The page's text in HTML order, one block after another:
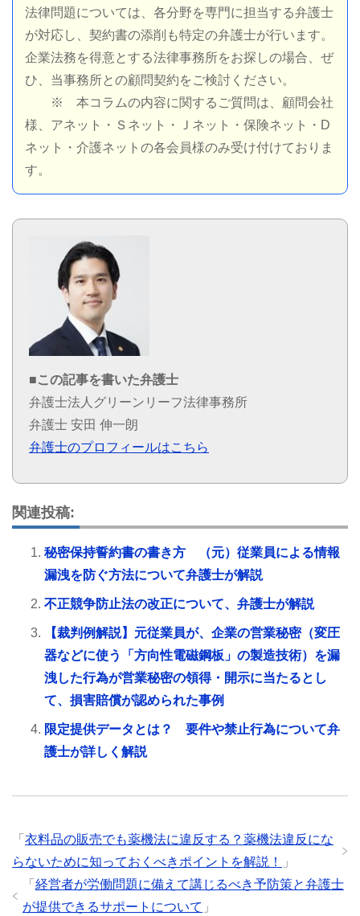
法律問題については、各分野を専門に担当する弁護士
が対応し、契約書の添削も特定の弁護士が行います。
企業法務を得意とする法律事務所をお探しの場合、ぜ
ひ、当事務所との顧問契約をご検討ください。
※ 本コラムの内容に関するご質問は、顧問会社
様、アネット・Ｓネット・Ｊネット・保険ネット・D
ネット・介護ネットの各会員様のみ受け付けておりま
す。
■この記事を書いた弁護士
弁護士法人グリーンリーフ法律事務所
弁護士 安田 伸一朗
弁護士のプロフィールはこちら
関連投稿:
秘密保持誓約書の書き方 （元）従業員による情報
漏洩を防ぐ方法について弁護士が解説
不正競争防止法の改正について、弁護士が解説
【裁判例解説】元従業員が、企業の営業秘密（変圧
器などに使う「方向性電磁鋼板」の製造技術）を漏
洩した行為が営業秘密の領得・開示に当たるとし
て、損害賠償が認められた事例
限定提供データとは？ 要件や禁止行為について弁
護士が詳しく解説
「 衣料品の販売でも薬機法に違反する？薬機法違反にな
らないために知っておくべきポイントを解説！
」
「 経営者が労働問題に備えて講じるべき予防策と弁護士
が提供できるサポートについて 」